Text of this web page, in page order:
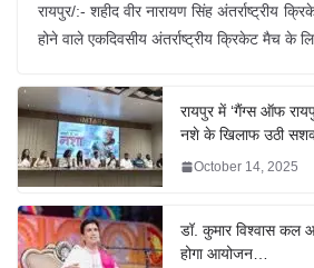
रायपुर/:- शहीद वीर नारायण सिंह अंतर्राष्ट्रीय
होने वाले एकदिवसीय अंतर्राष्ट्रीय क्रिकेट मैच के
रायपुर में ‘गैंग्स ऑफ
नशे के खिलाफ उठी
October 14, 2025
डॉ. कुमार विश्वास कल
होगा आयोजन…